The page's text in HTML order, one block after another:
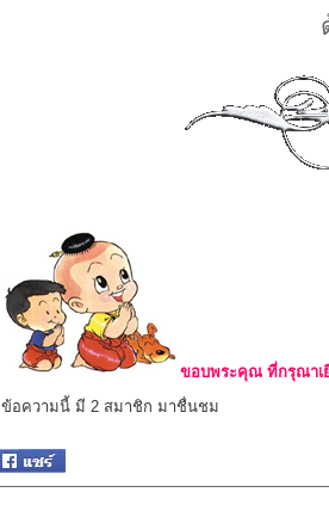
ขอบพระคุณ ที่กรุณาเ
ข้อความนี้ มี 2 สมาชิก มาชื่นชม